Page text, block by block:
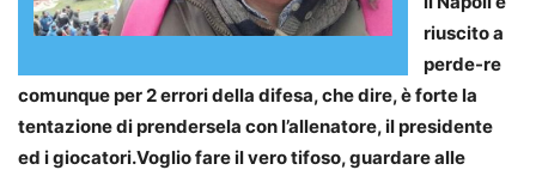
riuscito a
perde-re
comunque per 2 errori della difesa, che dire, è forte la
tentazione di prendersela con l’allenatore, il presidente
ed i giocatori.Voglio fare il vero tifoso, guardare alle